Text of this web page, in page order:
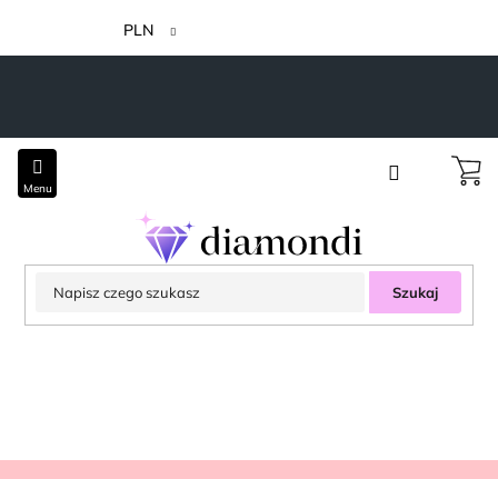
treści
PLN
Szukaj